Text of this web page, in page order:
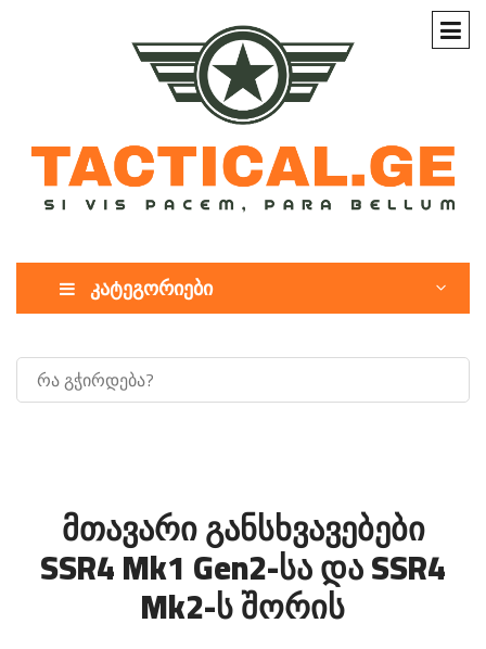
კატეგორიები
მთავარი განსხვავებები
SSR4 Mk1 Gen2-სა და SSR4
Mk2-ს შორის